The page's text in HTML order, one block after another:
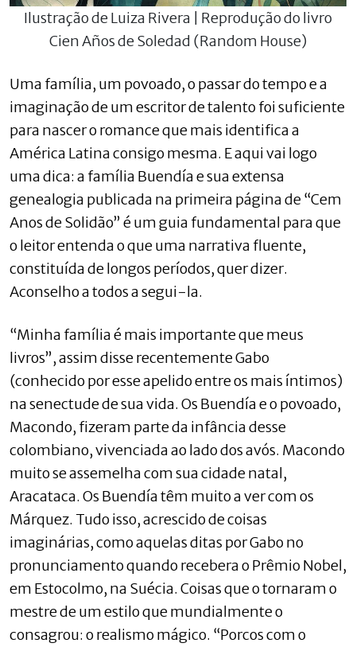
Ilustração de Luiza Rivera | Reprodução do livro
Cien Años de Soledad (Random House)
Uma família, um povoado, o passar do tempo e a
imaginação de um escritor de talento foi suficiente
para nascer o romance que mais identifica a
América Latina consigo mesma. E aqui vai logo
uma dica: a família Buendía e sua extensa
genealogia publicada na primeira página de “Cem
Anos de Solidão” é um guia fundamental para que
o leitor entenda o que uma narrativa fluente,
constituída de longos períodos, quer dizer.
Aconselho a todos a segui-la.
“Minha família é mais importante que meus
livros”, assim disse recentemente Gabo
(conhecido por esse apelido entre os mais íntimos)
na senectude de sua vida. Os Buendía e o povoado,
Macondo, fizeram parte da infância desse
colombiano, vivenciada ao lado dos avós. Macondo
muito se assemelha com sua cidade natal,
Aracataca. Os Buendía têm muito a ver com os
Márquez. Tudo isso, acrescido de coisas
imaginárias, como aquelas ditas por Gabo no
pronunciamento quando recebera o Prêmio Nobel,
em Estocolmo, na Suécia. Coisas que o tornaram o
mestre de um estilo que mundialmente o
consagrou: o realismo mágico. “Porcos com o